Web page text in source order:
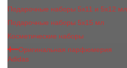
Подарочные наборы 5x11 и 5х12 мл
Подарочные наборы 5x15 мл
Косметические наборы
Оригинальная парфюмерия
Adidas